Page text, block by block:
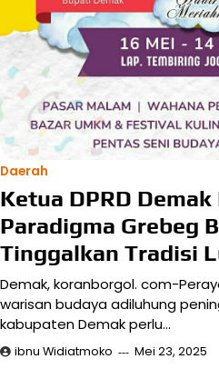
Daerah
Ketua DPRD
Paradigma Grebeg
Tinggalkan Tradisi
Demak, koranborgol. com-
warisan budaya adiluhung
kabupaten Demak perlu…
ibnu Widiatmoko Mei 23, 2025